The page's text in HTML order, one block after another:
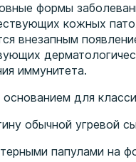
формы
кожных
внезапным
иммунитета.
для
обычной угревой
папулами на